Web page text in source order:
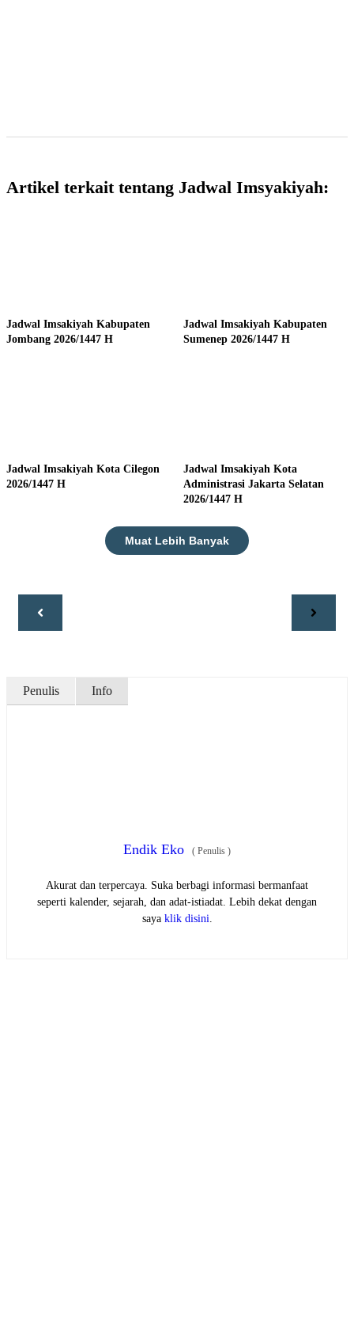
Artikel terkait tentang Jadwal Imsyakiyah:
Jadwal Imsakiyah Kabupaten
Jombang 2026/1447 H
Jadwal Imsakiyah Kabupaten
Sumenep 2026/1447 H
Jadwal Imsakiyah Kota Cilegon
2026/1447 H
Jadwal Imsakiyah Kota
Administrasi Jakarta Selatan
2026/1447 H
Muat Lebih Banyak
Penulis Info
Endik Eko ( Penulis )
Akurat dan terpercaya. Suka berbagi informasi bermanfaat
seperti kalender, sejarah, dan adat-istiadat. Lebih dekat dengan
saya klik disini